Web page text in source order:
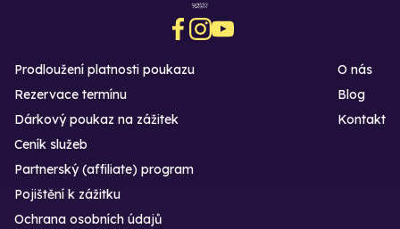
Prodloužení platnosti poukazu
Rezervace termínu
Dárkový poukaz na zážitek
O nás
Blog
Kontakt
Ceník služeb
Partnerský (affiliate) program
Pojištění k zážitku
Ochrana osobních údajů